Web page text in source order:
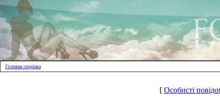
Головна сторінка
[ Особисті